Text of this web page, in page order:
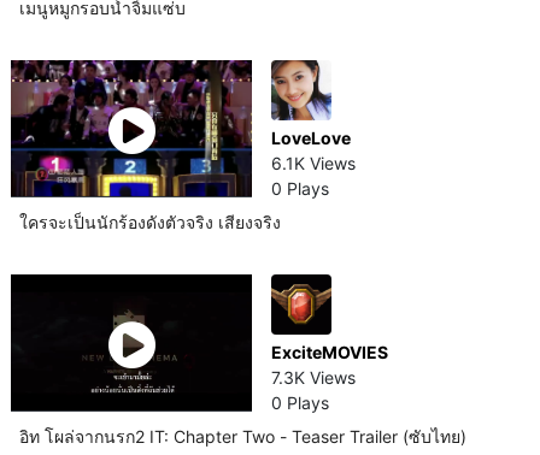
เมนูหมูกรอบน้ำจิ้มแซ่บ
LoveLove
6.1K Views
0 Plays
ใครจะเป็นนักร้องดังตัวจริง เสียงจริง
ExciteMOVIES
7.3K Views
0 Plays
อิท โผล่จากนรก2 IT: Chapter Two - Teaser Trailer (ซับไทย)